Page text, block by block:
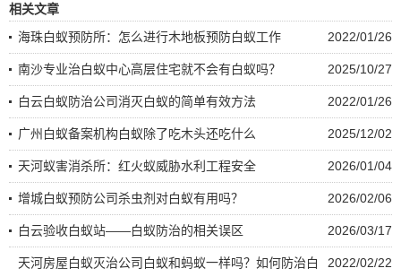
相关文章
2022/01/26
海珠白蚁预防所：怎么进行木地板预防白蚁工作
2025/10/27
南沙专业治白蚁中心高层住宅就不会有白蚁吗？
2022/01/26
白云白蚁防治公司消灭白蚁的简单有效方法
2025/12/02
广州白蚁备案机构白蚁除了吃木头还吃什么
2026/01/04
天河蚁害消杀所：红火蚁威胁水利工程安全
2026/02/06
增城白蚁预防公司杀虫剂对白蚁有用吗？
2026/03/17
白云验收白蚁站——白蚁防治的相关误区
2022/02/22
天河房屋白蚁灭治公司白蚁和蚂蚁一样吗？如何防治白